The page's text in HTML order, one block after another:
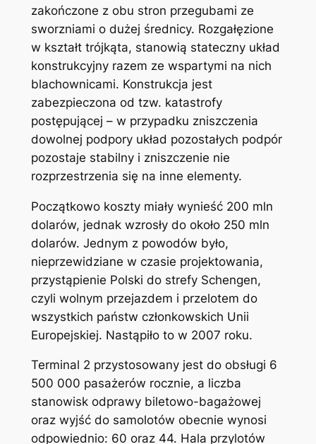
zakończone z obu stron przegubami ze
sworzniami o dużej średnicy. Rozgałęzione
w kształt trójkąta, stanowią stateczny układ
konstrukcyjny razem ze wspartymi na nich
blachownicami. Konstrukcja jest
zabezpieczona od tzw. katastrofy
postępującej – w przypadku zniszczenia
dowolnej podpory układ pozostałych podpór
pozostaje stabilny i zniszczenie nie
rozprzestrzenia się na inne elementy.
Początkowo koszty miały wynieść 200 mln
dolarów, jednak wzrosły do około 250 mln
dolarów. Jednym z powodów było,
nieprzewidziane w czasie projektowania,
przystąpienie Polski do strefy Schengen,
czyli wolnym przejazdem i przelotem do
wszystkich państw członkowskich Unii
Europejskiej. Nastąpiło to w 2007 roku.
Terminal 2 przystosowany jest do obsługi 6
500 000 pasażerów rocznie, a liczba
stanowisk odprawy biletowo-bagażowej
oraz wyjść do samolotów obecnie wynosi
odpowiednio: 60 oraz 44. Hala przylotów